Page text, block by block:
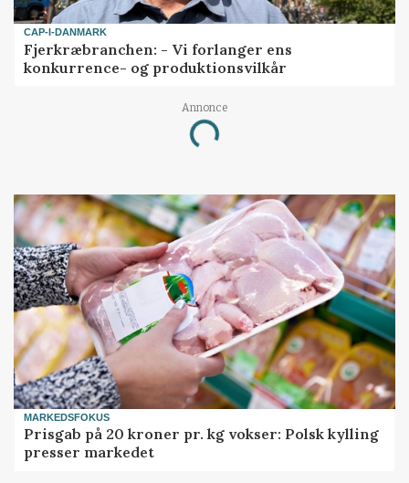
CAP-I-DANMARK
Fjerkræbranchen: - Vi forlanger ens
konkurrence- og produktionsvilkår
Annonce
Loading...
MARKEDSFOKUS
Prisgab på 20 kroner pr. kg vokser: Polsk kylling
presser markedet